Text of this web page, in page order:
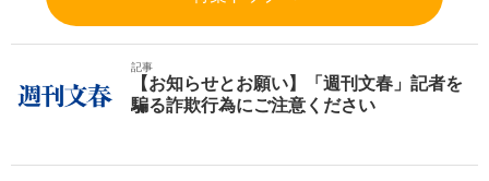
記事
【お知らせとお願い】「週刊文春」記者を
騙る詐欺行為にご注意ください